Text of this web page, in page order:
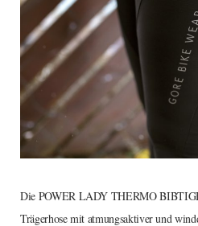
Die POWER LADY THERMO
Trägerhose mit atmungsaktiver und